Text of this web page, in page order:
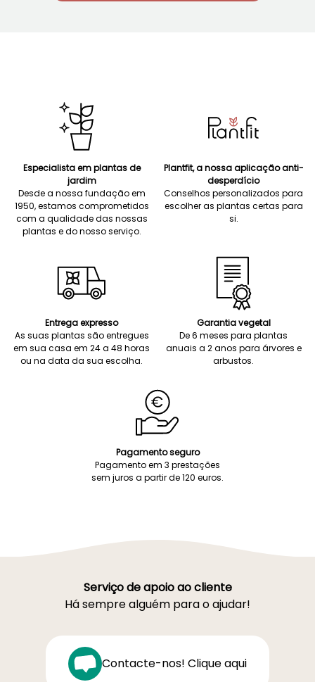
Especialista em plantas de
jardim
Desde a nossa fundação em
1950, estamos comprometidos
com a qualidade das nossas
plantas e do nosso serviço.
Plantfit, a nossa aplicação anti-
desperdício
Conselhos personalizados para
escolher as plantas certas para
si.
Entrega expresso
As suas plantas são entregues
em sua casa em 24 a 48 horas
ou na data da sua escolha.
Garantia vegetal
De 6 meses para plantas
anuais a 2 anos para árvores e
arbustos.
Pagamento seguro
Pagamento em 3 prestações
sem juros a partir de 120 euros.
Serviço de apoio ao cliente
Há sempre alguém para o ajudar!
Contacte-nos! Clique aqui